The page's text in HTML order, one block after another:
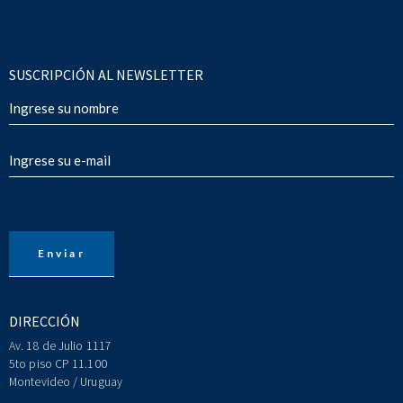
SUSCRIPCIÓN AL NEWSLETTER
DIRECCIÓN
Av. 18 de Julio 1117
5to piso CP 11.100
Montevideo / Uruguay